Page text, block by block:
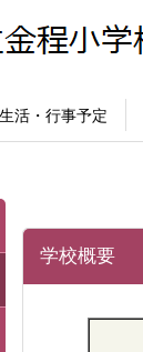
活・行事予定
学校概要